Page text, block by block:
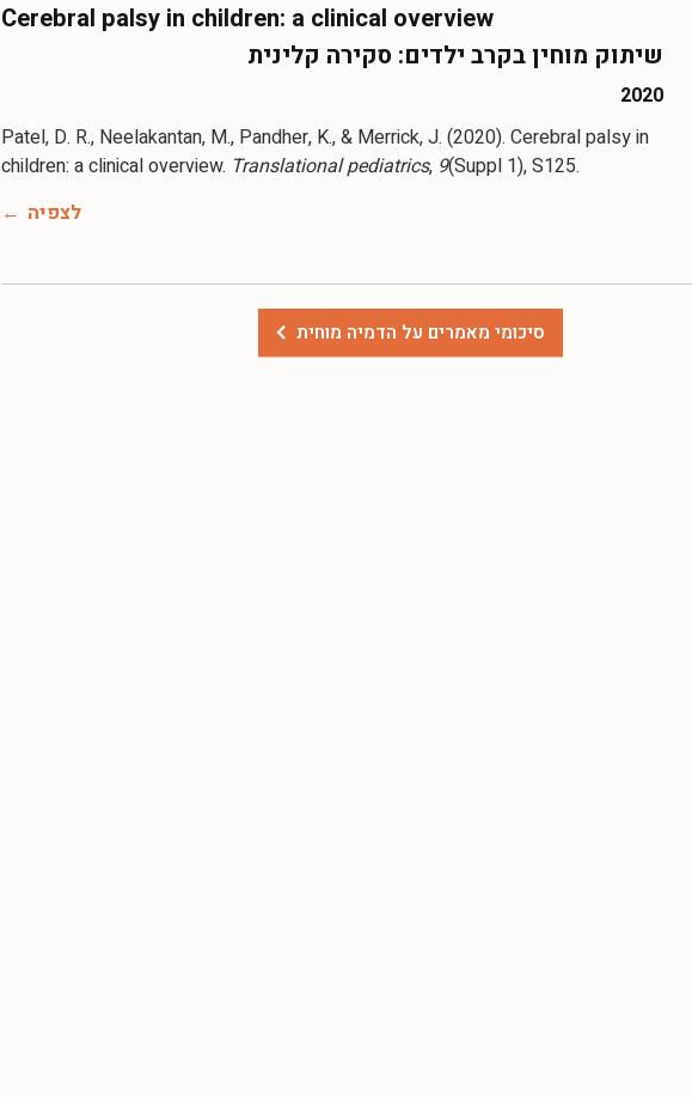
Cerebral palsy in children: a clinical overview
שיתוק מוחין בקרב ילדים: סקירה קלינית
2020
Patel, D. R., Neelakantan, M., Pandher, K., & Merrick, J. (2020). Cerebral palsy in
children: a clinical overview. Translational pediatrics, 9(Suppl 1), S125.
לצפיה
סיכומי מאמרים על הדמיה מוחית